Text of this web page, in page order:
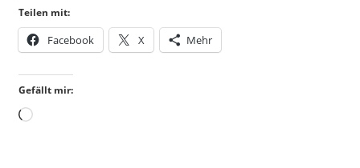
Teilen mit:
Facebook X Mehr
Gefällt mir:
Wird